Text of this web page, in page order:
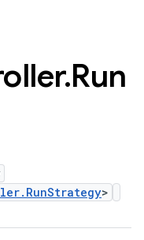
.Run
>